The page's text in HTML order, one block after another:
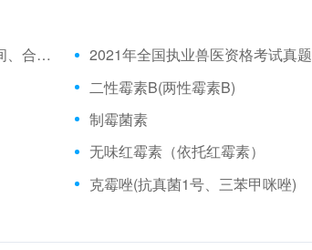
2021年全国执业兽医资格考试成绩公布时间、合格分数线
2021年全国执业兽医资格考试真题
二性霉素B(两性霉素B)
制霉菌素
无味红霉素（依托红霉素）
克霉唑(抗真菌1号、三苯甲咪唑)